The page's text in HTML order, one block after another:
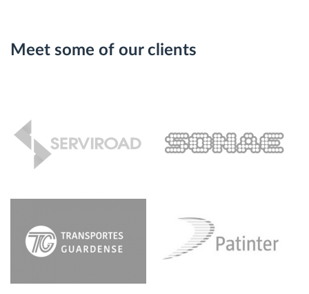
Meet some of our clients